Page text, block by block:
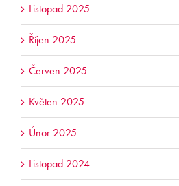
Listopad 2025
Říjen 2025
Červen 2025
Květen 2025
Únor 2025
Listopad 2024